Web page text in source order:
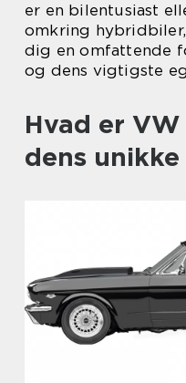
er en bilentusiast
omkring
dig en omfattende
og dens vigtigste
Hvad er
dens